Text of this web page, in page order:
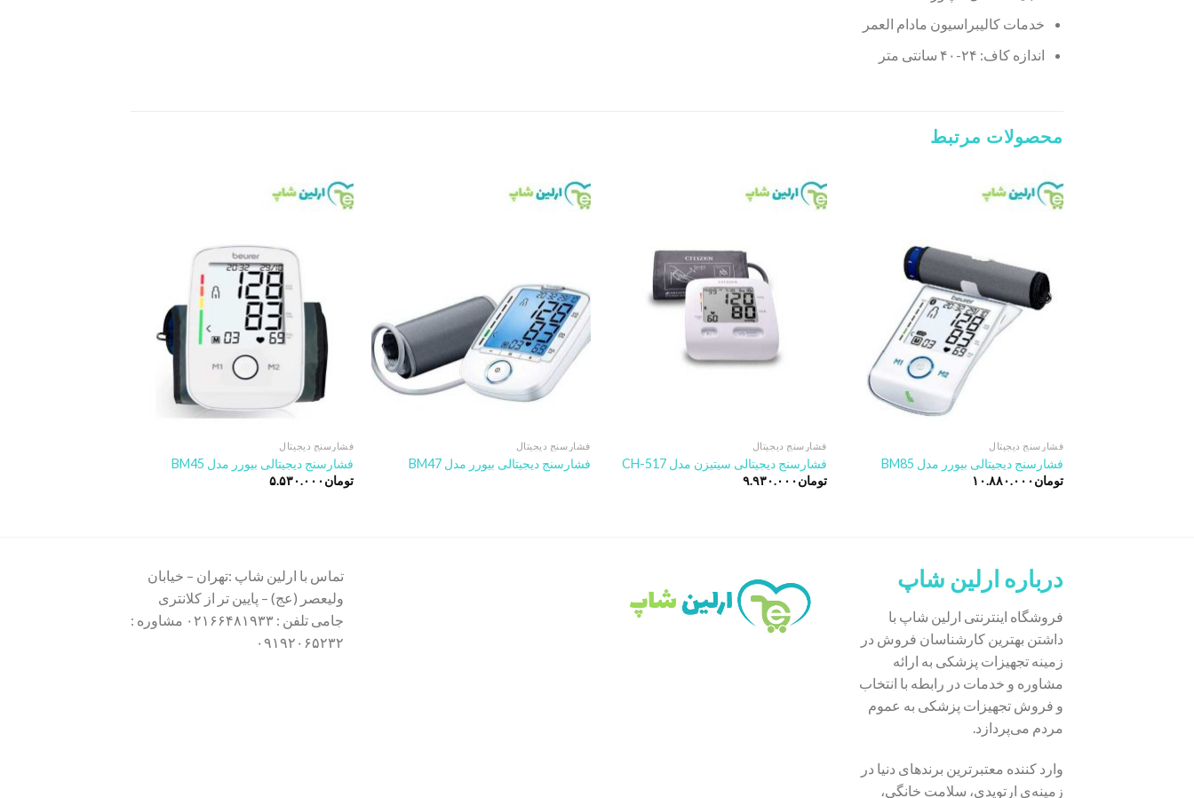
خدمات کالیبراسیون مادام العمر
اندازه کاف: ۲۴-۴۰ سانتی متر
محصولات مرتبط
فشارسنج دیجیتال
فشارسنج دیجیتالی بیورر مدل BM85
تومان۱۰.۸۸۰.۰۰۰
فشارسنج دیجیتال
فشارسنج دیجیتالی سیتیزن مدل CH-517
تومان۹.۹۳۰.۰۰۰
فشارسنج دیجیتال
فشارسنج دیجیتالی بیورر مدل BM47
فشارسنج دیجیتال
فشارسنج دیجیتالی بیورر مدل BM45
تومان۵.۵۳۰.۰۰۰
درباره ارلین شاپ
فروشگاه اینترنتی ارلین شاپ با
داشتن بهترین کارشناسان فروش در
زمینه تجهیزات پزشکی به ارائه
مشاوره و خدمات در رابطه با انتخاب
و فروش تجهیزات پزشکی به عموم
مردم می‌پردازد.
وارد کننده معتبرترین برندهای دنیا در
زمینه‌ی ارتوپدی، سلامت خانگی،
تماس با ارلین شاپ :تهران – خیابان
ولیعصر (عج) – پایین تر از کلانتری
جامی تلفن : ۰۲۱۶۶۴۸۱۹۳۳ مشاوره :
۰۹۱۹۲۰۶۵۲۳۲